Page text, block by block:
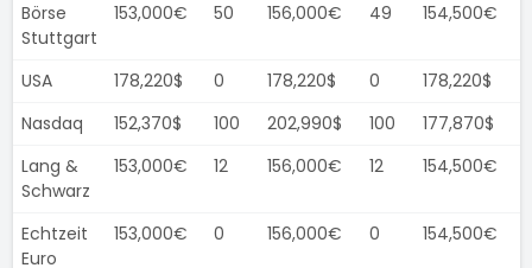
Börse
Stuttgart
153,000€ 50 156,000€ 49 154,500€
USA 178,220$ 0 178,220$ 0
178,220$
Nasdaq
152,370$ 100 202,990$ 100
177,870$
Lang &
Schwarz
153,000€ 12 156,000€ 12 154,500€
Echtzeit
Euro
153,000€ 0 156,000€ 0 154,500€